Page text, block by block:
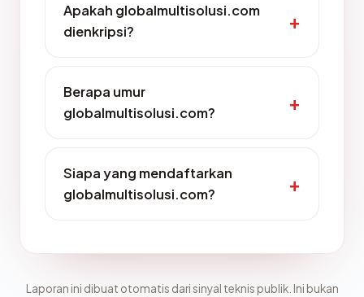
Apakah globalmultisolusi.com
dienkripsi?
Berapa umur
globalmultisolusi.com?
Siapa yang mendaftarkan
globalmultisolusi.com?
Laporan ini dibuat otomatis dari sinyal teknis publik. Ini bukan